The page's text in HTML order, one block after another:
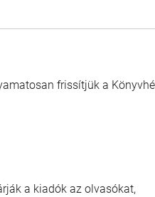
frissítjük a
a kiadók az olvasókat,